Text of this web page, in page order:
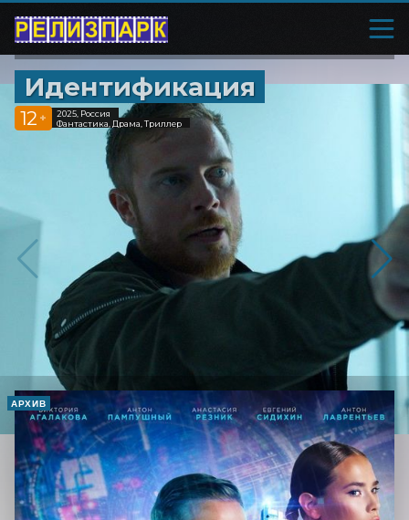
Идентификация
12 +
2025, Россия
Фантастика, Драма, Триллер
АРХИВ